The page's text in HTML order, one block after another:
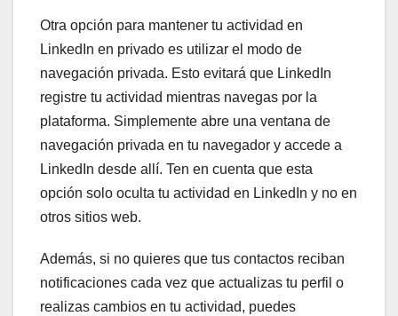
Otra opción para mantener tu actividad en
LinkedIn en privado es utilizar el modo de
navegación privada. Esto evitará que LinkedIn
registre tu actividad mientras navegas por la
plataforma. Simplemente abre una ventana de
navegación privada en tu navegador y accede a
LinkedIn desde allí. Ten en cuenta que esta
opción solo oculta tu actividad en LinkedIn y no en
otros sitios web.
Además, si no quieres que tus contactos reciban
notificaciones cada vez que actualizas tu perfil o
realizas cambios en tu actividad, puedes